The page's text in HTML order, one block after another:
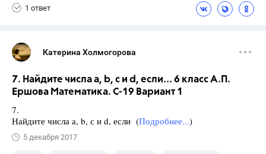
1 ответ
Катерина Холмогорова
7. Найдите числа а, b, с и d, если... 6 класс А.П.
Ершова Математика. С-19 Вариант 1
7.
Найдите числа а, b, с и d, если (Подробнее...)
5 декабря 2017